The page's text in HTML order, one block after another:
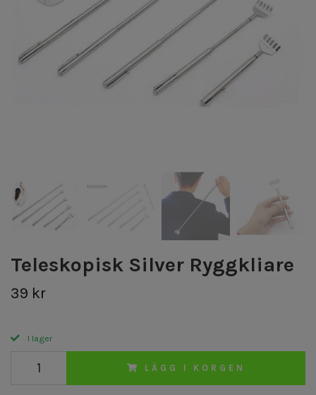
Teleskopisk Silver Ryggkliare
39 kr
I lager
LÄGG I KORGEN